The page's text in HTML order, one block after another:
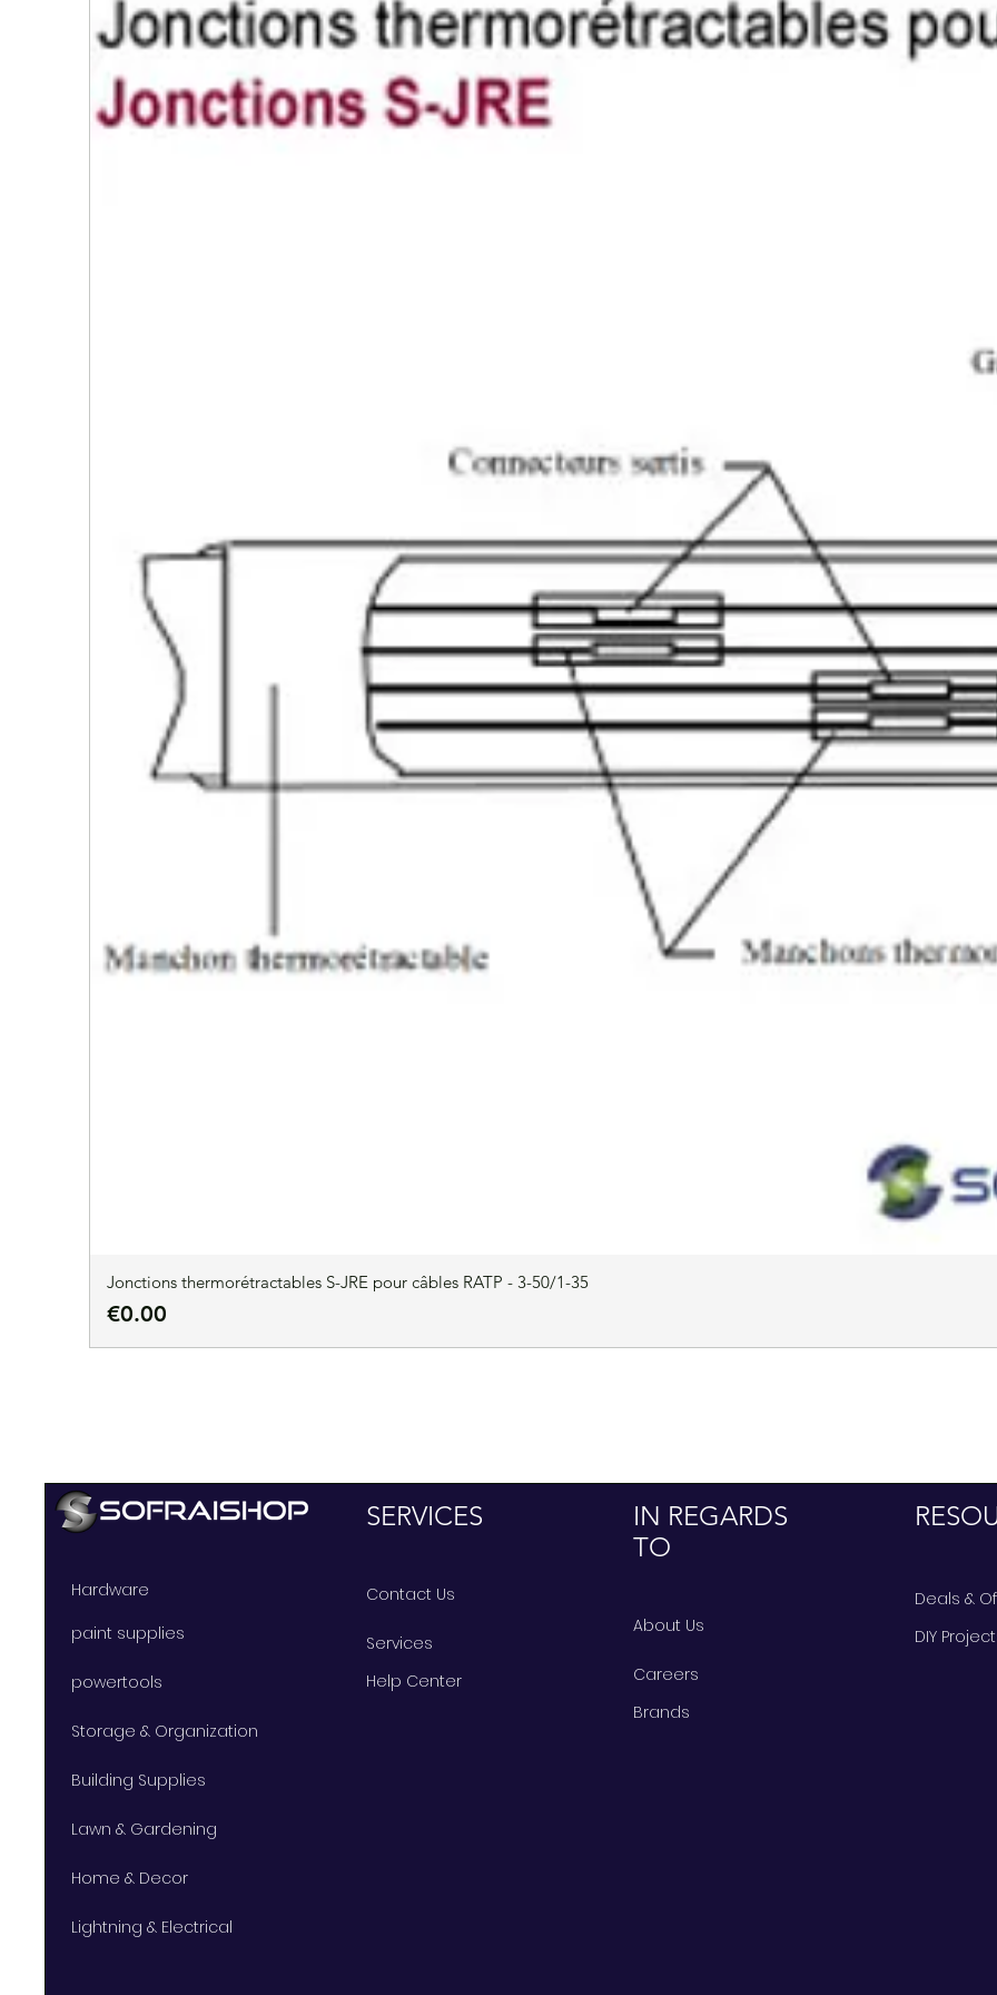
Jonctions thermorétractables S-JRE pour câbles RATP - 3-50/1-35
Price
€0.00
Hardware
paint supplies
powertools
Storage & Organization
Building Supplies
Lawn & Gardening
Home & Decor
Lightning & Electrical
SERVICES
Contact Us
Services
Help Center
IN REGARDS
TO
About Us
Careers
Brands
Deals &
DIY